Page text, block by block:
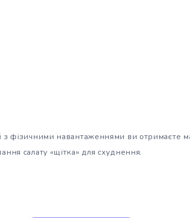
з фізичними навантаженнями ви отримаєте
салату «щітка» для схуднення.